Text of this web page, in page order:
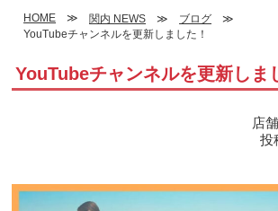
HOME 関内 NEWS
ブログ
YouTubeチャンネルを更新しました！
YouTubeチャンネルを更新しま
店
投